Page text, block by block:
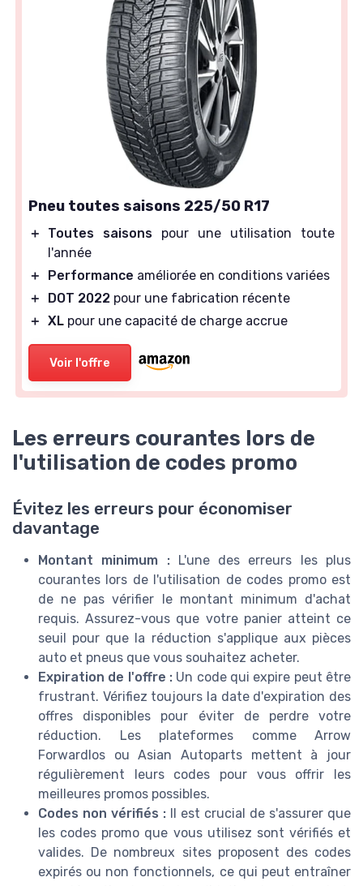
Pneu toutes saisons 225/50 R17
＋ Toutes saisons pour une utilisation toute
l'année
＋
Performance améliorée en conditions variées
＋
DOT 2022 pour une fabrication récente
＋ XL pour une capacité de charge accrue
Voir l'offre
Les erreurs courantes lors de
l'utilisation de codes promo
Évitez les erreurs pour économiser
davantage
Montant minimum :L'une des erreurs les plus
courantes lors de l'utilisation de codes promo est
de ne pas vérifier le montant minimum d'achat
requis. Assurez-vous que votre panier atteint ce
seuil pour que la réduction s'applique aux pièces
auto et pneus que vous souhaitez acheter.
Expiration de l'offre : Un code qui expire peut être
frustrant. Vérifiez toujours la date d'expiration des
offres disponibles pour éviter de perdre votre
réduction. Les plateformes comme Arrow
Forwardlos ou Asian Autoparts mettent à jour
régulièrement leurs codes pour vous offrir les
meilleures promos possibles.
Codes non vérifiés : Il est crucial de s'assurer que
les codes promo que vous utilisez sont vérifiés et
valides. De nombreux sites proposent des codes
expirés ou non fonctionnels, ce qui peut entraîner